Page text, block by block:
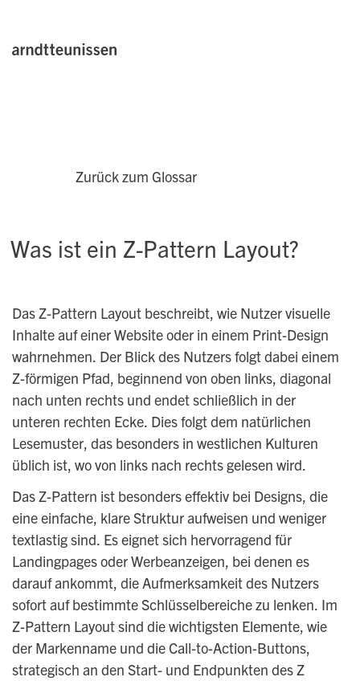
Zurück zum Glossar
Was ist ein Z-Pattern Layout?
Das Z-Pattern Layout beschreibt, wie Nutzer visuelle
Inhalte auf einer Website oder in einem Print-Design
wahrnehmen. Der Blick des Nutzers folgt dabei einem
Z-förmigen Pfad, beginnend von oben links, diagonal
nach unten rechts und endet schließlich in der
unteren rechten Ecke. Dies folgt dem natürlichen
Lesemuster, das besonders in westlichen Kulturen
üblich ist, wo von links nach rechts gelesen wird.
Das Z-Pattern ist besonders effektiv bei Designs, die
eine einfache, klare Struktur aufweisen und weniger
textlastig sind. Es eignet sich hervorragend für
Landingpages oder Werbeanzeigen, bei denen es
darauf ankommt, die Aufmerksamkeit des Nutzers
sofort auf bestimmte Schlüsselbereiche zu lenken. Im
Z-Pattern Layout sind die wichtigsten Elemente, wie
der Markenname und die Call-to-Action-Buttons,
strategisch an den Start- und Endpunkten des Z